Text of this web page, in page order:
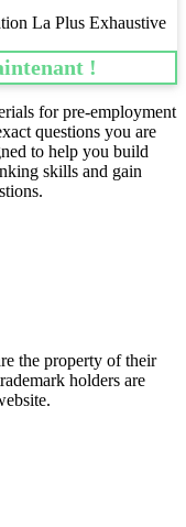
La Plus Exhaustive
!
for pre-employment
questions you are
to help you build
skills and gain
the property of their
holders are